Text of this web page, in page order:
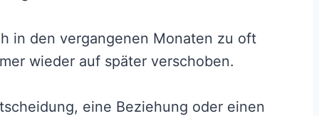
in den vergangenen Monaten zu oft
wieder auf später verschoben.
eine Beziehung oder einen